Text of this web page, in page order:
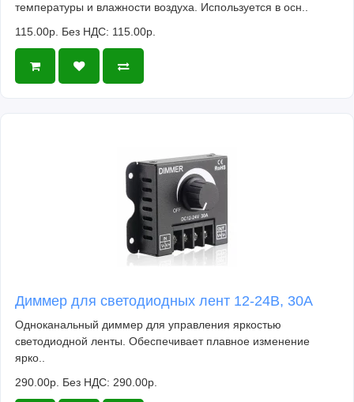
температуры и влажности воздуха. Используется в осн..
115.00р. Без НДС: 115.00р.
Диммер для светодиодных лент 12-24В, 30А
Одноканальный диммер для управления яркостью
светодиодной ленты. Обеспечивает плавное изменение
ярко..
290.00р. Без НДС: 290.00р.